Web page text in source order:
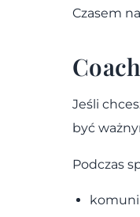
Czasem
Jeśli
być
Podczas